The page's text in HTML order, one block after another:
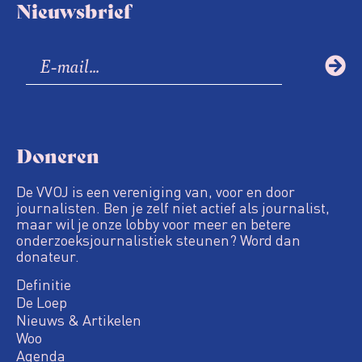
Nieuwsbrief
Doneren
De VVOJ is een vereniging van, voor en door
journalisten. Ben je zelf niet actief als journalist,
maar wil je onze lobby voor meer en betere
onderzoeksjournalistiek steunen? Word dan
donateur.
Definitie
De Loep
Nieuws & Artikelen
Woo
Agenda